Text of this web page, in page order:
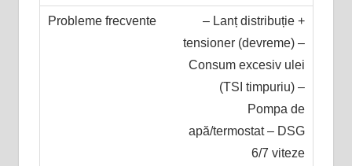
– Lanț distribuție +
tensioner (devreme) –
Consum excesiv ulei
(TSI timpuriu) –
Pompa de
apă/termostat – DSG
6/7 viteze